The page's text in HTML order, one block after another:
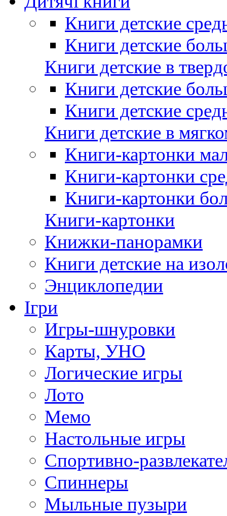
Книги детские
Книги детские
Книги детские в
Книги детские
Книги детские
Книги детские в
Книги-картонки
Книги-картонки
Книги-картонки
Книги-картонки
Книжки-панорамки
Книги детские на
Энциклопедии
Ігри
Игры-шнуровки
Карты, УНО
Логические игры
Лото
Мемо
Настольные игры
Спортивно-
Спиннеры
Мыльные пузыри